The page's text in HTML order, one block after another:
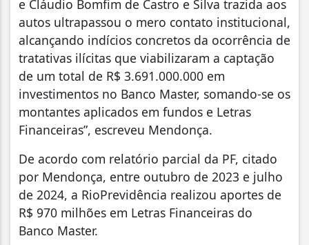
e Cláudio Bomfim de Castro e Silva trazida aos
autos ultrapassou o mero contato institucional,
alcançando indícios concretos da ocorrência de
tratativas ilícitas que viabilizaram a captação
de um total de R$ 3.691.000.000 em
investimentos no Banco Master, somando-se os
montantes aplicados em fundos e Letras
Financeiras”, escreveu Mendonça.
De acordo com relatório parcial da PF, citado
por Mendonça, entre outubro de 2023 e julho
de 2024, a RioPrevidência realizou aportes de
R$ 970 milhões em Letras Financeiras do
Banco Master.